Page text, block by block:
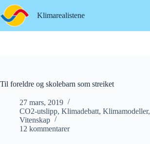
Hopp
til
innholdet
Klimarealistene
Til foreldre og skolebarn som streiket
27 mars, 2019
CO2-utslipp, Klimadebatt, Klimamodeller,
Vitenskap
12 kommentarer